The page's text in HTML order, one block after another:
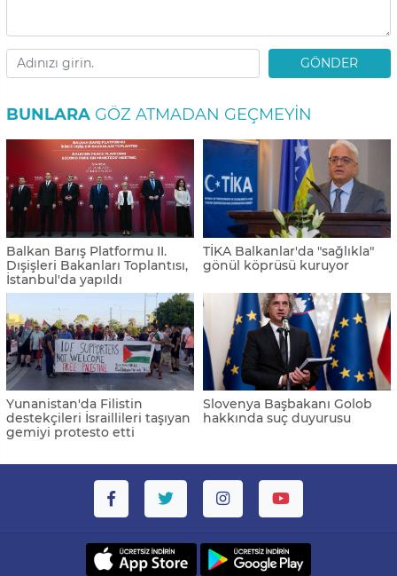
GÖNDER
BUNLARA GÖZ ATMADAN GEÇMEYIN
Balkan Barış Platformu II.
Dışişleri Bakanları Toplantısı,
İstanbul'da yapıldı
TİKA Balkanlar'da "sağlıkla"
gönül köprüsü kuruyor
Yunanistan'da Filistin
destekçileri İsraillileri taşıyan
gemiyi protesto etti
Slovenya Başbakanı Golob
hakkında suç duyurusu